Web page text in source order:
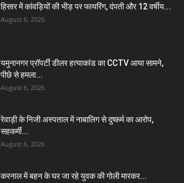
हिसार में कांवड़ियों की भीड़ पर फायरिंग, दंपती और 12 वर्षीय...
August 6, 2026
यमुनानगर प्रॉपर्टी डीलर हत्याकांड का CCTV आया सामने,
पीछे से हमला...
August 6, 2026
रेवाड़ी के निजी अस्पताल में नाबालिग से दुष्कर्म का आरोप,
सहकर्मी...
August 6, 2026
करनाल में बहन के घर जा रहे युवक की गोली मारकर...